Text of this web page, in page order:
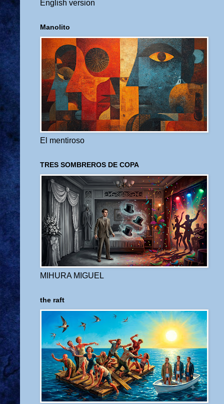
English version
Manolito
El mentiroso
TRES SOMBREROS DE COPA
MIHURA MIGUEL
the raft